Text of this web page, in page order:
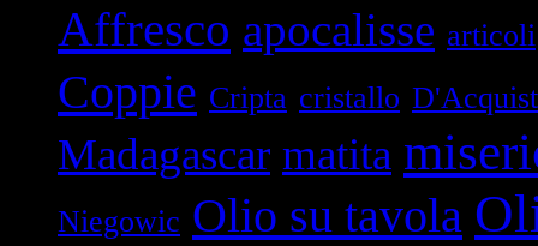
Affresco apocalisse articoli
Coppie Cripta cristallo
Madagascar matita
Niegowic Olio su tavola